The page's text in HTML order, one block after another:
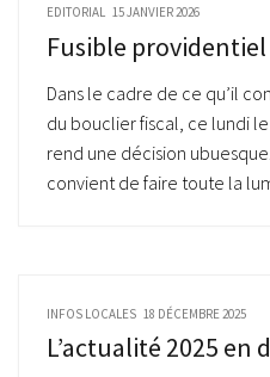
EDITORIAL 15 JANVIER 2026
Fusible providentiel
Dans le cadre de ce qu’il
du bouclier fiscal, ce lundi
rend une décision
convient de faire toute la
INFOS LOCALES 18 DÉCEMBRE 2025
L’actualité 2025 en